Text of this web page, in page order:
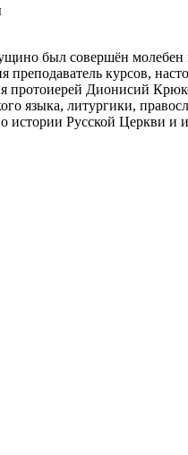
был совершён
курсов,
протоиерей Дионисий
языка, литургики,
истории Русской Церкви